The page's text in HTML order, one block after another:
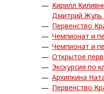
Кирилл
Дмитрий Жуль
Первенство
Чемпионат и
Чемпионат и
Открытое
Экскурсия по
Архипкина
Первенство